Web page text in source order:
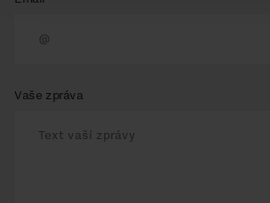
Vaše zpráva